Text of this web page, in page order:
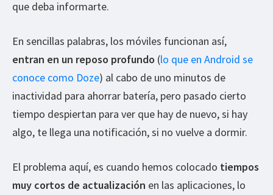
que deba informarte.
En sencillas palabras, los móviles funcionan así,
entran en un reposo profundo (lo que en Android se
conoce como Doze) al cabo de uno minutos de
inactividad para ahorrar batería, pero pasado cierto
tiempo despiertan para ver que hay de nuevo, si hay
algo, te llega una notificación, si no vuelve a dormir.
El problema aquí, es cuando hemos colocado tiempos
muy cortos de actualización en las aplicaciones, lo